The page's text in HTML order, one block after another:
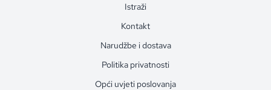
Istraži
Kontakt
Narudžbe i dostava
Politika privatnosti
Opći uvjeti poslovanja